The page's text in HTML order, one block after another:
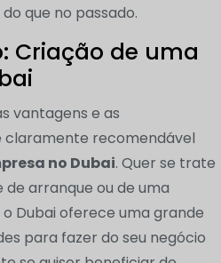
que no passado.
Criação de uma
vantagens e as
claramente recomendável
no Dubai. Quer se trate
arranque ou de uma
Dubai oferece uma grande
para fazer do seu negócio